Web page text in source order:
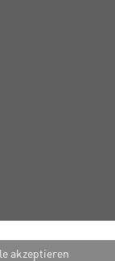
akzeptieren